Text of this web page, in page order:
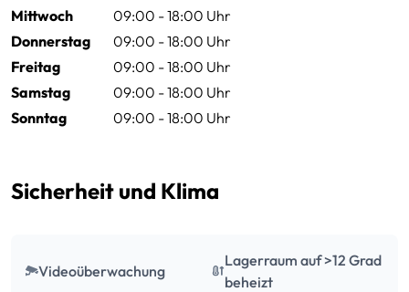
Mittwoch
09:00 - 18:00 Uhr
Donnerstag
09:00 - 18:00 Uhr
Freitag
09:00 - 18:00 Uhr
Samstag
09:00 - 18:00 Uhr
Sonntag
09:00 - 18:00 Uhr
Sicherheit und Klima
Videoüberwachung
Lagerraum auf >12 Grad
beheizt